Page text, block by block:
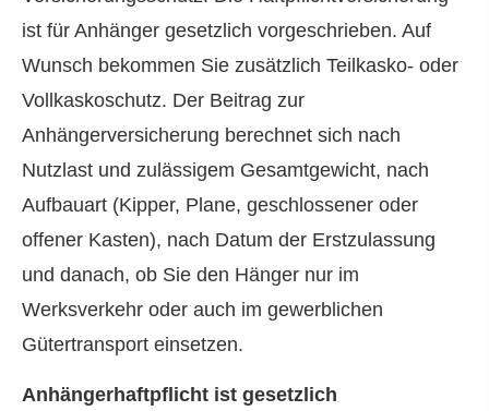
ist für Anhänger gesetzlich vorgeschrieben. Auf
Wunsch bekommen Sie zusätzlich Teilkasko- oder
Vollkaskoschutz. Der Beitrag zur
Anhängerversicherung berechnet sich nach
Nutzlast und zulässigem Gesamtgewicht, nach
Aufbauart (Kipper, Plane, geschlossener oder
offener Kasten), nach Datum der Erstzulassung
und danach, ob Sie den Hänger nur im
Werksverkehr oder auch im gewerblichen
Gütertransport einsetzen.
Anhängerhaftpflicht ist gesetzlich